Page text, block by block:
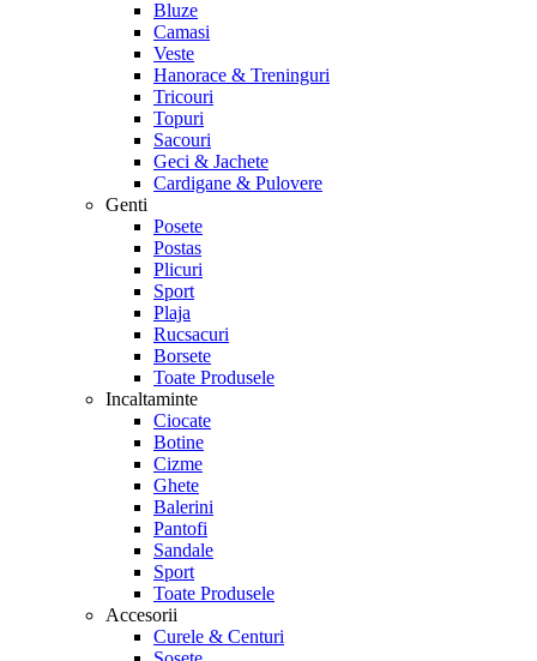
Bluze
Camasi
Veste
Hanorace & Treninguri
Tricouri
Topuri
Sacouri
Geci & Jachete
Cardigane & Pulovere
Genti
Posete
Postas
Plicuri
Sport
Plaja
Rucsacuri
Borsete
Toate Produsele
Incaltaminte
Ciocate
Botine
Cizme
Ghete
Balerini
Pantofi
Sandale
Sport
Toate Produsele
Accesorii
Curele & Centuri